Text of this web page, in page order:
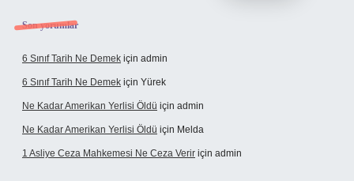
Son yorumlar
6 Sınıf Tarih Ne Demek için admin
6 Sınıf Tarih Ne Demek için Yürek
Ne Kadar Amerikan Yerlisi Öldü için admin
Ne Kadar Amerikan Yerlisi Öldü için Melda
1 Asliye Ceza Mahkemesi Ne Ceza Verir için admin